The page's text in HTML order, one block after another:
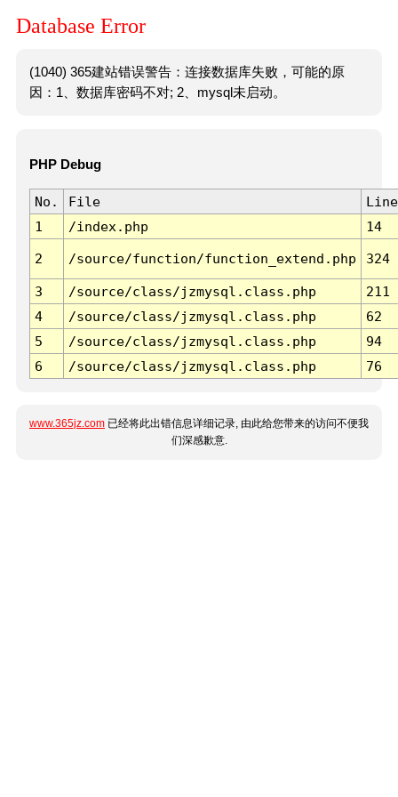
Database Error
(1040) 365建站错误警告：连接数据库失败，可能的原
因：1、数据库密码不对; 2、mysql未启动。
PHP Debug
No. File
Line
1
/index.php 14
2 /source/function/function_extend.php 324
3 /source/class/jzmysql.class.php
211
4
/source/class/jzmysql.class.php
62
5
/source/class/jzmysql.class.php
94
6
/source/class/jzmysql.class.php 76
www.365jz.com 已经将此出错信息详细记录, 由此给您带来的访问不便我
们深感歉意.